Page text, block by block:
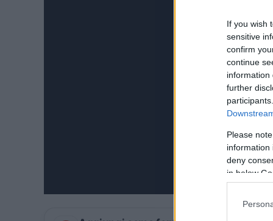
If you wish
sensitive
confirm
continue
information
further
Please
information
deny
in below